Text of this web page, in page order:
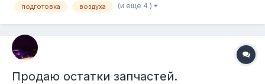
подготовка воздуха (и ещё 4 )
Продаю остатки запчастей.